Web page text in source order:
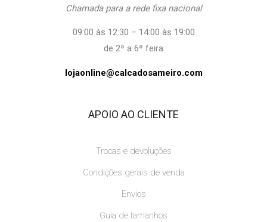
Chamada para a rede fixa nacional
09:00 às 12:30 – 14:00 às 19:00
de 2ª a 6ª feira
lojaonline@calcadosameiro.com
APOIO AO CLIENTE
Trocas e devoluções
Condições gerais de venda
Envios
Guia de tamanhos